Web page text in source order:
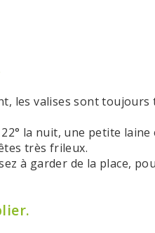
les valises sont
la nuit, une petite
très frileux.
à garder de la place,